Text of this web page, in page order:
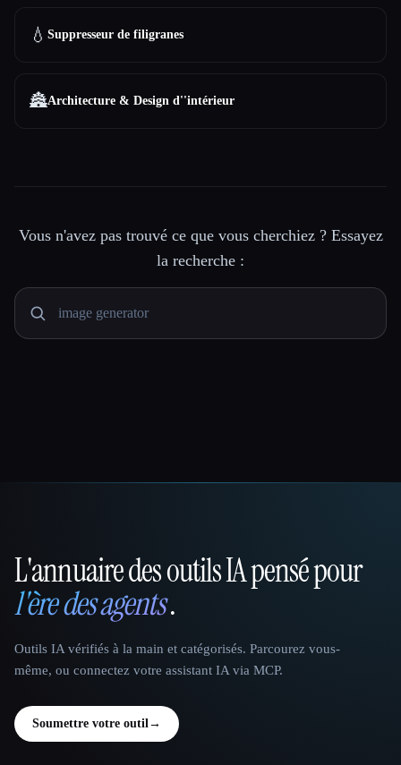
💧 Suppresseur de filigranes
🏯Architecture & Design d''intérieur
Vous n'avez pas trouvé ce que vous cherchiez ? Essayez
la recherche :
That AI Collection
L'annuaire des outils IA pensé pour
l'ère des agents.
Outils IA vérifiés à la main et catégorisés. Parcourez vous-
même, ou connectez votre assistant IA via MCP.
Soumettre votre outil→